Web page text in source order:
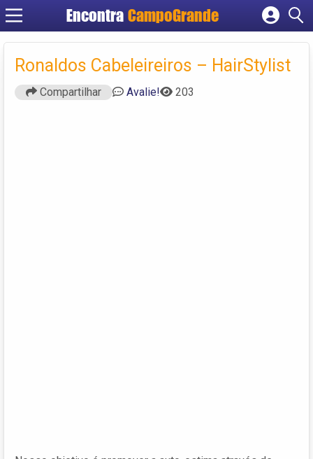
Encontra CampoGrande
Cadastrar empresa
Criar conta
Ronaldos Cabeleireiros – HairStylist
Compartilhar Avalie! 203